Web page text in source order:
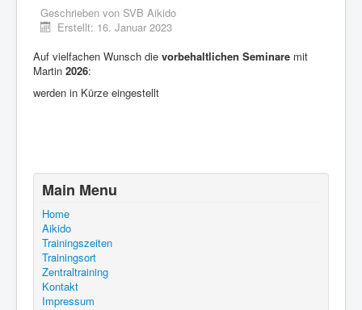
Geschrieben von SVB Aikido
Erstellt: 16. Januar 2023
Auf vielfachen Wunsch die vorbehaltlichen Seminare mit
Martin 2026:
werden in Kürze eingestellt
Main Menu
Home
Aikido
Trainingszeiten
Trainingsort
Zentraltraining
Kontakt
Impressum